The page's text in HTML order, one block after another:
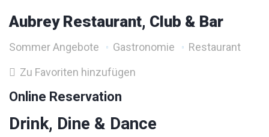
Aubrey Restaurant, Club & Bar
Sommer Angebote Gastronomie
Restaurant
Zu Favoriten hinzufügen
Online Reservation
Drink, Dine & Dance